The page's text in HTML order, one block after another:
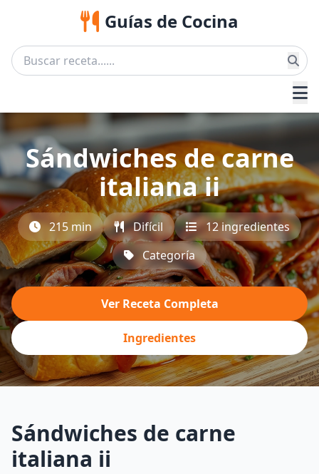
Guías de Cocina
Sándwiches de carne
italiana ii
215 min Difícil
12 ingredientes
Categoría
Ver Receta Completa
Ingredientes
Sándwiches de carne
italiana ii